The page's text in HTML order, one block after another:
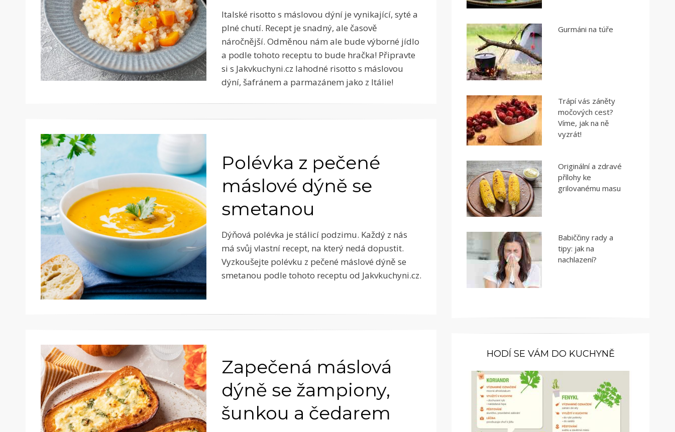
Italské risotto s máslovou dýní je vynikající, syté a
plné chutí. Recept je snadný, ale časově
náročnější. Odměnou nám ale bude výborné jídlo
a podle tohoto receptu to bude hračka! Připravte
si s Jakvkuchyni.cz lahodné risotto s máslovou
dýní, šafránem a parmazánem jako z Itálie!
Polévka z pečené
máslové dýně se
smetanou
Dýňová polévka je stálicí podzimu. Každý z nás
má svůj vlastní recept, na který nedá dopustit.
Vyzkoušejte polévku z pečené máslové dýně se
smetanou podle tohoto receptu od Jakvkuchyni.cz.
Zapečená máslová
dýně se žampiony,
šunkou a čedarem
Gurmáni na túře
Trápí vás záněty
močových cest?
Víme, jak na ně
vyzrát!
Originální a zdravé
přílohy ke
grilovanému masu
Babiččiny rady a
tipy: jak na
nachlazení?
HODÍ SE VÁM DO KUCHYNĚ